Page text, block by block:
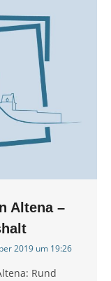
Altena –
2019 um 19:26
Rund